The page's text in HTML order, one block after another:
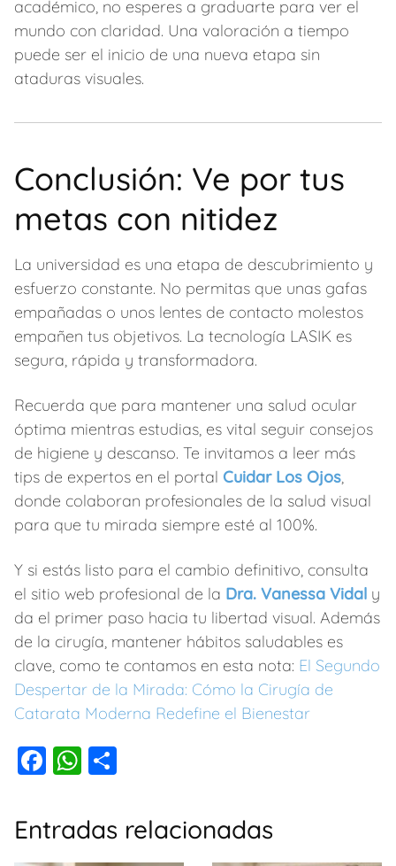
académico, no esperes a graduarte para ver el
mundo con claridad. Una valoración a tiempo
puede ser el inicio de una nueva etapa sin
ataduras visuales.
Conclusión: Ve por tus
metas con nitidez
La universidad es una etapa de descubrimiento y
esfuerzo constante. No permitas que unas gafas
empañadas o unos lentes de contacto molestos
empañen tus objetivos. La tecnología LASIK es
segura, rápida y transformadora.
Recuerda que para mantener una salud ocular
óptima mientras estudias, es vital seguir consejos
de higiene y descanso. Te invitamos a leer más
tips de expertos en el portal Cuidar Los Ojos,
donde colaboran profesionales de la salud visual
para que tu mirada siempre esté al 100%.
Y si estás listo para el cambio definitivo, consulta
el sitio web profesional de la Dra. Vanessa Vidal y
da el primer paso hacia tu libertad visual. Además
de la cirugía, mantener hábitos saludables es
clave, como te contamos en esta nota: El Segundo
Despertar de la Mirada: Cómo la Cirugía de
Catarata Moderna Redefine el Bienestar
F
c
e
W
at
s
m
p
Entradas relacionadas